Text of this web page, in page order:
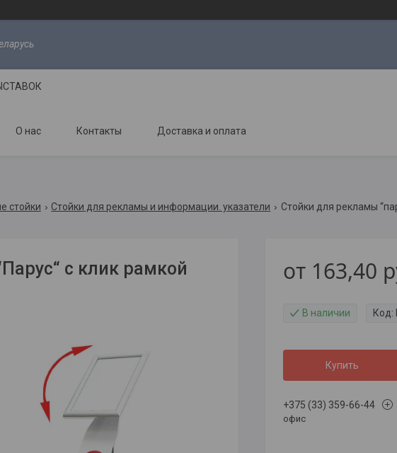
О нас Контакты Доставка и оплата
стойки Стойки для рекламы и информации. указатели Стойки для рекламы
с клик рамкой от 163,40
В наличии Код:
Купить
+375 (33) 359-66-44
офис